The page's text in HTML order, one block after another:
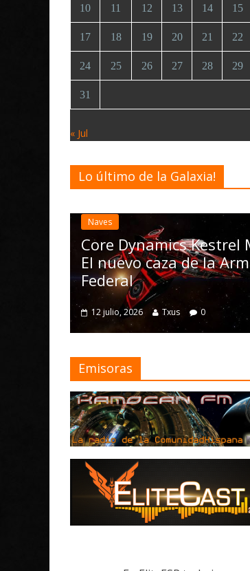
10 11 12 13 14 15
17 18 19 20 21 22
24 25 26 27 28 29
31
« Jul
Lo último de la Galaxia!
Naves
Core Dynamics Kestrel
El nuevo caza de la
Federal
12 julio, 2026 Txus 0
Emisoras